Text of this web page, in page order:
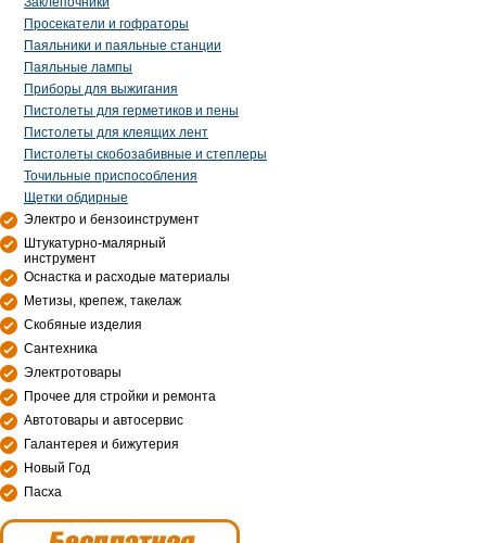
Просекатели и гофраторы
Паяльники и паяльные станции
Паяльные лампы
Приборы для выжигания
Пистолеты для герметиков и пены
Пистолеты для клеящих лент
Пистолеты скобозабивные и степлеры
Точильные приспособления
Щетки обдирные
Электро и бензоинструмент
Штукатурно-малярный
инструмент
Оснастка и расходые материалы
Метизы, крепеж, такелаж
Скобяные изделия
Сантехника
Электротовары
Прочее для стройки и ремонта
Автотовары и автосервис
Галантерея и бижутерия
Новый Год
Пасха